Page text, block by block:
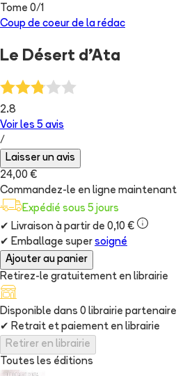
Tome 0/1
Coup de coeur de la rédac
Le Désert d'Ata
2.8
Voir les 5 avis
/
Laisser un avis
24,00 €
Commandez-le en ligne maintenant
Expédié sous 5 jours
✔ Livraison à partir de 0,10 €
✔ Emballage super soigné
Ajouter au panier
Retirez-le gratuitement en librairie
Disponible dans 0 librairie partenaire
✔ Retrait et paiement en librairie
Retirer en librairie
Toutes les éditions